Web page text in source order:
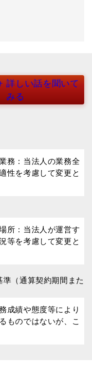
詳しい話を聞いて
みる
務：当法人の業務全
性を考慮して変更と
所：当法人が運営す
等を考慮して変更と
（通算契約期間また
成績や態度等により
ものではないが、こ